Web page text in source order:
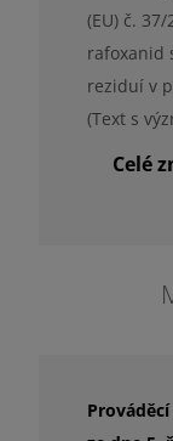
(EU) č.
rafoxanid
reziduí v
(Text s
Celé